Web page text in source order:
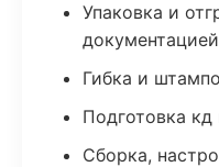
Упаковка и
документацией
Гибка и
Подготовка кд
Сборка,